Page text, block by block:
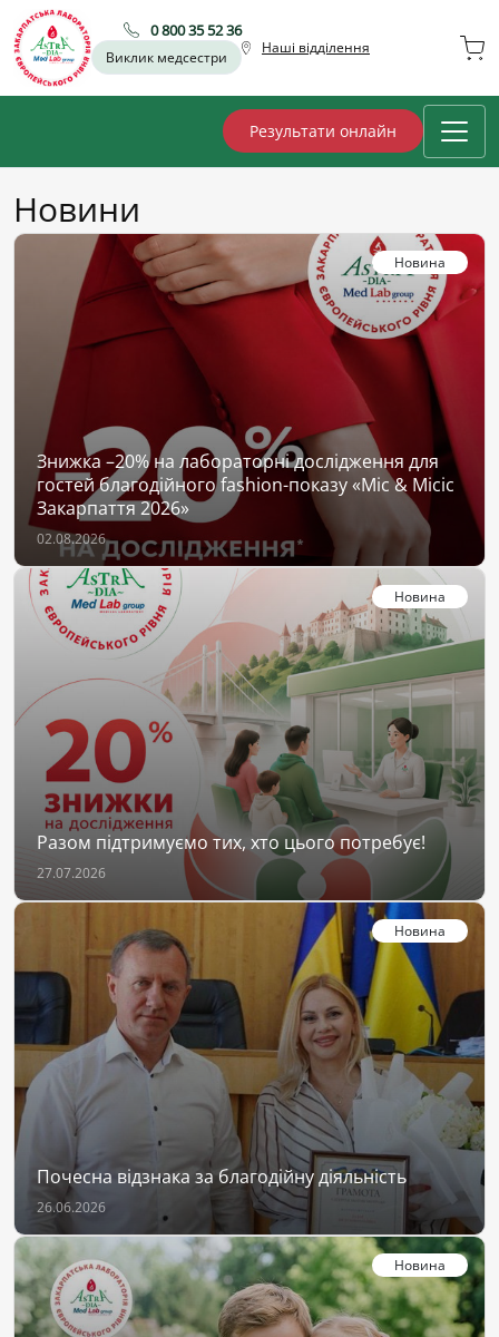
0 800 35 52 36
Виклик медсестри
Наші відділення
Результати онлайн
Новини
Новина
Знижка –20% на лабораторні дослідження для
гостей благодійного fashion-показу «Міс & Місіс
Закарпаття 2026»
02.08.2026
Новина
Разом підтримуємо тих, хто цього потребує!
27.07.2026
Новина
Почесна відзнака за благодійну діяльність
26.06.2026
Новина